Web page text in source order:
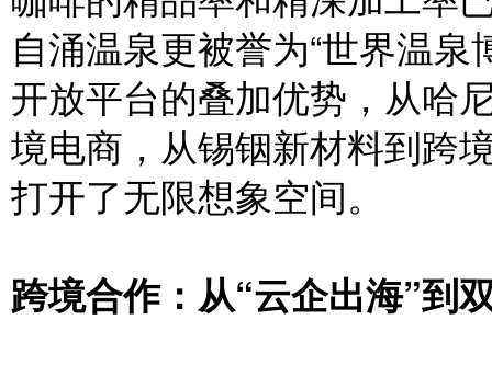
自涌温泉更被誉为“世界温
开放平台的叠加优势，从哈
境电商，从锡铟新材料到跨
打开了无限想象空间。
跨境合作：从“云企出海”到